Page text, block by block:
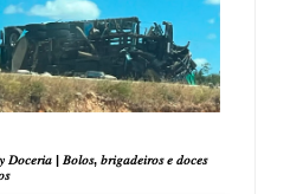
𝐷𝑜𝑐𝑒𝑟𝑖𝑎 | 𝐵𝑜𝑙𝑜𝑠, 𝑏𝑟𝑖𝑔𝑎𝑑𝑒𝑖𝑟𝑜𝑠 𝑒 𝑑𝑜𝑐𝑒𝑠